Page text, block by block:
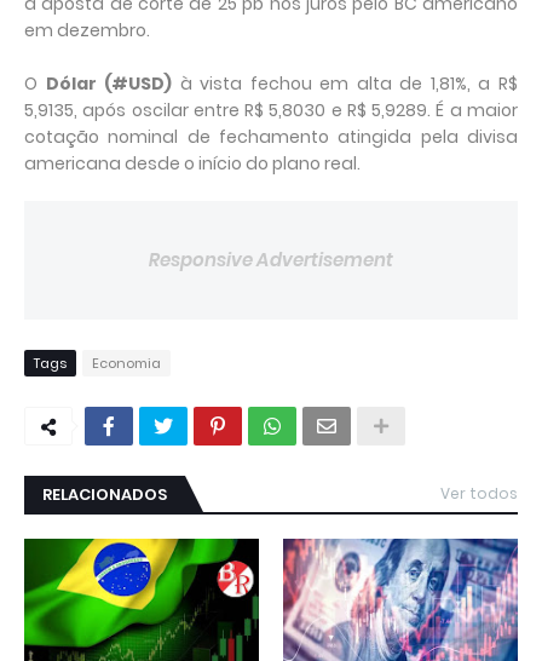
em dezembro.
O Dólar (#USD) à vista fechou em alta de 1,81%, a R$
5,9135, após oscilar entre R$ 5,8030 e R$ 5,9289. É a maior
cotação nominal de fechamento atingida pela divisa
americana desde o início do plano real.
Responsive Advertisement
Tags Economia
RELACIONADOS Ver todos